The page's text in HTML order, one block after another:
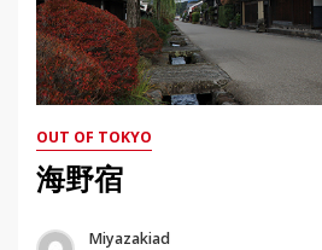
OUT OF TOKYO
海野宿
Miyazakiad